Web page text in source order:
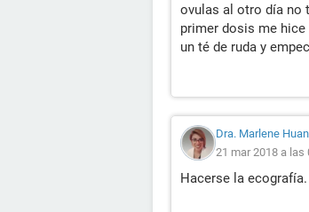
ovulas al otro día no
primer dosis me
un té de ruda y
Dra. Marlene
21 mar 2018 a las
Hacerse la ecografía.